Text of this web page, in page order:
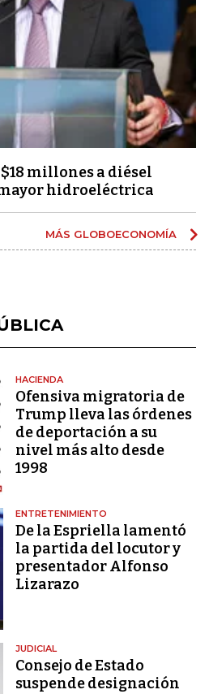
millones a diésel
hidroeléctrica
MÁS GLOBOECONOMÍA
HACIENDA
Ofensiva migratoria de
Trump lleva las órdenes
de deportación a su
nivel más alto desde
1998
ENTRETENIMIENTO
De la Espriella lamentó
la partida del locutor y
presentador Alfonso
Lizarazo
JUDICIAL
Consejo de Estado
suspende designación